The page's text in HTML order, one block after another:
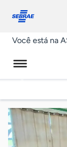
conosco
Você está na